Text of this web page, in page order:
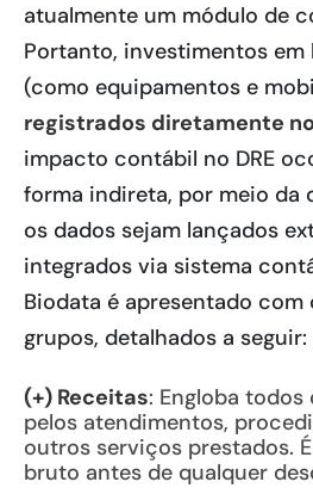
atualmente um módulo de
Portanto, investimentos em
(como equipamentos e
registrados diretamente
impacto contábil no DRE
forma indireta, por meio da
os dados sejam lançados
integrados via sistema
Biodata é apresentado com
grupos, detalhados a seguir:
(+) Receitas: Engloba todos
pelos atendimentos,
outros serviços prestados.
bruto antes de qualquer